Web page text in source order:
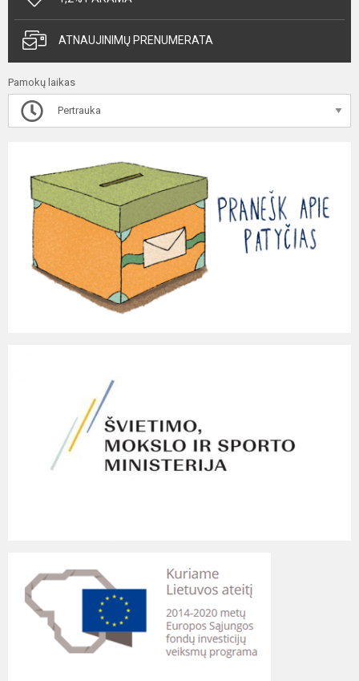
ATNAUJINIMŲ PRENUMERATA
Pamokų laikas
Pertrauka